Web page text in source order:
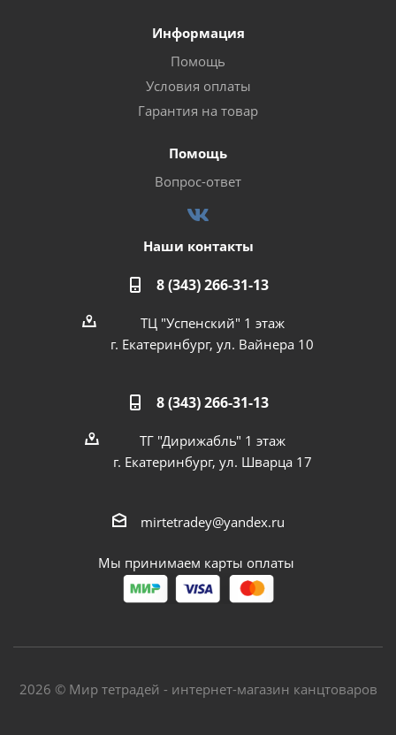
Информация
Помощь
Условия оплаты
Гарантия на товар
Помощь
Вопрос-ответ
Наши контакты
8 (343) 266-31-13
ТЦ "Успенский" 1 этаж
г. Екатеринбург, ул. Вайнера 10
8 (343) 266-31-13
ТГ "Дирижабль" 1 этаж
г. Екатеринбург, ул. Шварца 17
mirtetradey@yandex.ru
Мы принимаем карты оплаты
2026 © Мир тетрадей - интернет-магазин канцтоваров